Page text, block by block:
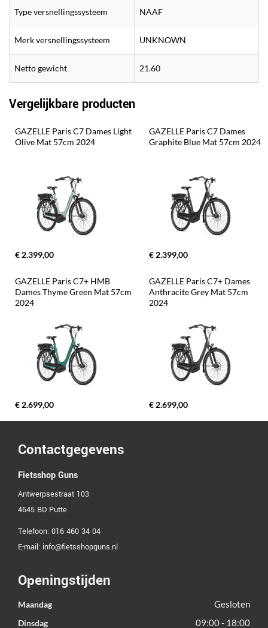
Type versnellingssysteem NAAF
Merk versnellingssysteem UNKNOWN
Netto gewicht 21.60
Vergelijkbare producten
GAZELLE Paris C7 Dames Light
Olive Mat 57cm 2024
€ 2.399,00
GAZELLE Paris C7 Dames
Graphite Blue Mat 57cm 2024
€ 2.399,00
GAZELLE Paris C7+ HMB
Dames Thyme Green Mat 57cm
2024
€ 2.699,00
GAZELLE Paris C7+ Dames
Anthracite Grey Mat 57cm
2024
€ 2.699,00
Contactgegevens
Fietsshop Guns
Antwerpsestraat 103
4645 BD Putte
Telefoon: 016 460 34 04
E-mail: info@fietsshopguns.nl
Openingstijden
Maandag Gesloten
Dinsdag 09:00 - 18:00